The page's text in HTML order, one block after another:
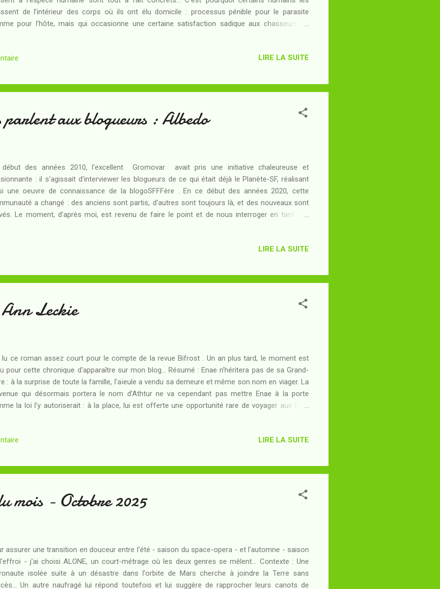
de l’intérieur des corps où ils ont élu domicile : processus pénible pour le parasite
pour l’hôte, mais qui occasionne une certaine satisfaction sadique aux chasseurs en
d’un individu assez brillant pour que tout chasseur puisse hésiter à faire le nécessaire
qu’une machination des plus perverses est à l’œuvre... Soit un monde alternatif où l’être
doit coexister avec des êtres immatér...
LIRE LA SUITE
parlent aux blogueurs : Albedo
des années 2010, l'excellent Gromovar avait pris une initiative chaleureuse et
: il s'agissait d'interviewer les blogueurs de ce qui était déjà le Planète-SF, réalisant
une oeuvre de connaissance de la blogoSFFFère . En ce début des années 2020, cette
a changé : des anciens sont partis, d'autres sont toujours là, et des nouveaux sont
Le moment, d'après moi, est revenu de faire le point et de nous interroger en tant que
aujourd'hui, c'est au tour de Lutin82 de nous parler d’elle... 1. Bonjour, peux-tu te présenter
d’années, passionnée d’imaginaire depuis mes plus vieux souvenirs. (Auparavant, météor...
LIRE LA SUITE
Leckie
lu ce roman assez court pour le compte de la revue Bifrost . Un an plus tard, le moment est
pour cette chronique d'apparaître sur mon blog... Résumé : Enae n’héritera pas de sa Grand-
: à la surprise de toute la famille, l’aïeule a vendu sa demeure et même son nom en viager. La
qui désormais portera le nom d’Athtur ne va cependant pas mettre Enae à la porte
la loi l’y autoriserait : à la place, lui est offerte une opportunité rare de voyager aux frais
avec sérieux dans cette mission… qui va l’amener beaucoup plus loin qu’on n’aurait cru
du Radch . Toutefois, que le lecteur qui serait peu familier de cette saga se rassure : le
t...
LIRE LA SUITE
mois - Octobre 2025
assurer une transition en douceur entre l'été - saison du space-opera - et l'automne - saison
- j'ai choisi ALONE, un court-métrage où les deux genres se mêlent... Contexte : Une
isolée suite à un désastre dans l'orbite de Mars cherche à joindre la Terre sans
Un autre naufragé lui répond toutefois et lui suggère de rapprocher leurs canots de